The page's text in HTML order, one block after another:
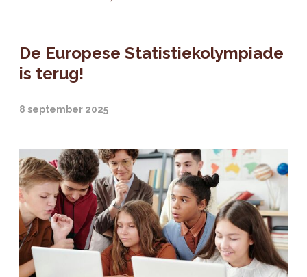
De Europese Statistiekolympiade
is terug!
8 september 2025